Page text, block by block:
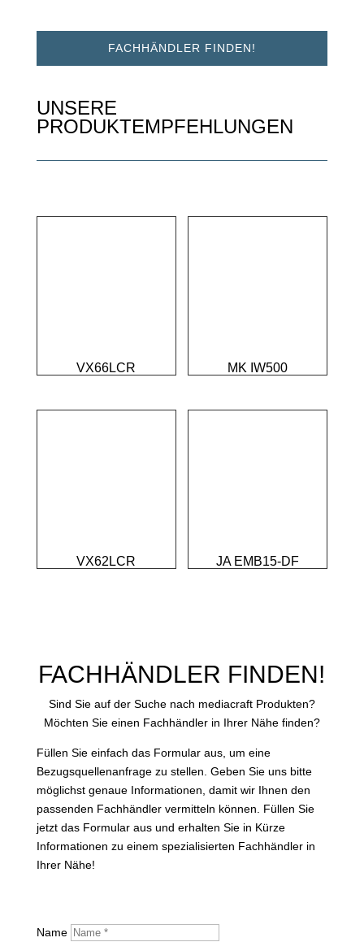
FACHHÄNDLER FINDEN!
UNSERE
PRODUKTEMPFEHLUNGEN
VX66LCR MK IW500
VX62LCR JA EMB15-DF
FACHHÄNDLER FINDEN!
Sind Sie auf der Suche nach mediacraft Produkten?
Möchten Sie einen Fachhändler in Ihrer Nähe finden?
Füllen Sie einfach das Formular aus, um eine
Bezugsquellenanfrage zu stellen. Geben Sie uns bitte
möglichst genaue Informationen, damit wir Ihnen den
passenden Fachhändler vermitteln können. Füllen Sie
jetzt das Formular aus und erhalten Sie in Kürze
Informationen zu einem spezialisierten Fachhändler in
Ihrer Nähe!
Name